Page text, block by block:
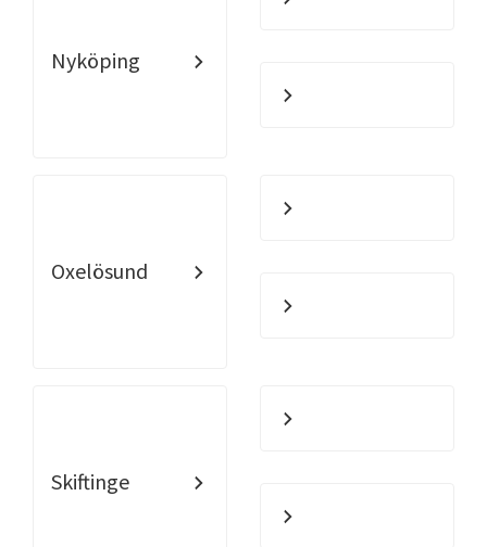
Nyköping
Oxelösund
Skiftinge